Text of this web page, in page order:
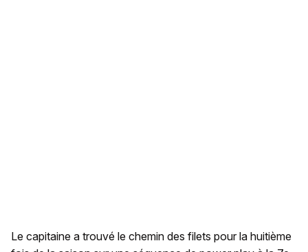
Le capitaine a trouvé le chemin des filets pour la huitième